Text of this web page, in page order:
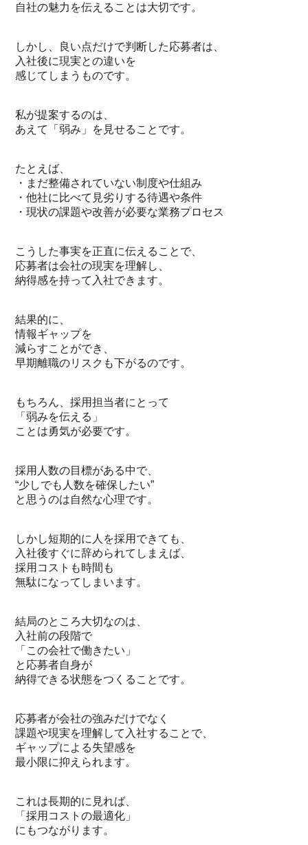
自社の魅力を伝えることは大切です。
しかし、良い点だけで判断した応募者は、
入社後に現実との違いを
感じてしまうものです。
私が提案するのは、
あえて「弱み」を見せることです。
たとえば、
・まだ整備されていない制度や仕組み
・他社に比べて見劣りする待遇や条件
・現状の課題や改善が必要な業務プロセス
こうした事実を正直に伝えることで、
応募者は会社の現実を理解し、
納得感を持って入社できます。
結果的に、
情報ギャップを
減らすことができ、
早期離職のリスクも下がるのです。
もちろん、採用担当者にとって
「弱みを伝える」
ことは勇気が必要です。
採用人数の目標がある中で、
“少しでも人数を確保したい”
と思うのは自然な心理です。
しかし短期的に人を採用できても、
入社後すぐに辞められてしまえば、
採用コストも時間も
無駄になってしまいます。
結局のところ大切なのは、
入社前の段階で
「この会社で働きたい」
と応募者自身が
納得できる状態をつくることです。
応募者が会社の強みだけでなく
課題や現実を理解して入社することで、
ギャップによる失望感を
最小限に抑えられます。
これは長期的に見れば、
「採用コストの最適化」
にもつながります。